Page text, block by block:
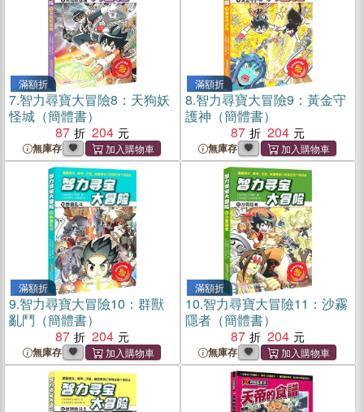
滿額折
7.智力尋寶大冒險8：天狗妖
怪城（簡體書）
87
204
無庫存
滿額折
8.智力尋寶大冒險9：黃金守
護神（簡體書）
87
204
無庫存
滿額折
9.智力尋寶大冒險10：群獸
亂鬥（簡體書）
87
204
無庫存
滿額折
10.智力尋寶大冒險11：沙霧
隱者（簡體書）
87
204
無庫存